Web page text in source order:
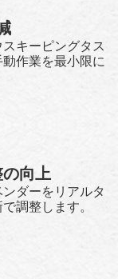
キーピングタス
作業を最小限に
向上
ダーをリアルタ
調整します。